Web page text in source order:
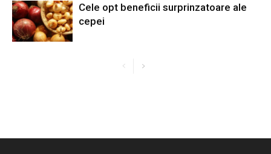
Cele opt beneficii surprinzatoare ale
cepei